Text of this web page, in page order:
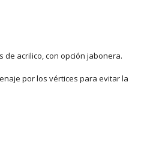
de acrilico, con opción jabonera.
por los vértices para evitar la